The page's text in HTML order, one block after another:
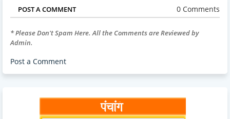
POST A COMMENT 0 Comments
* Please Don't Spam Here. All the Comments are Reviewed by
Admin.
Post a Comment